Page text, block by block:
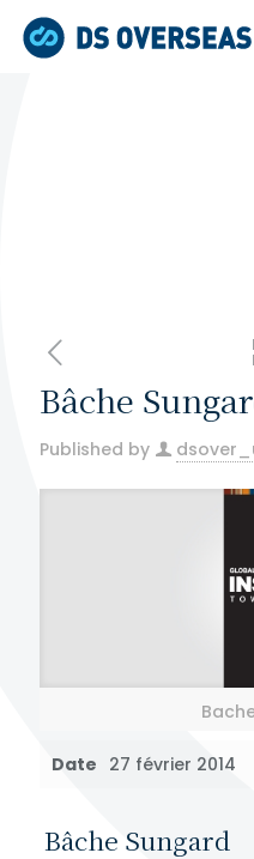
Bâche
Published by
Date 27 février 2014
Bâche Sungard